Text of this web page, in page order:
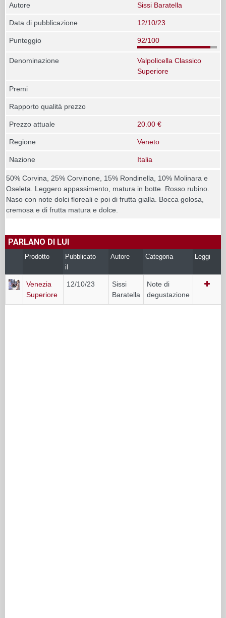
Autore Sissi Baratella
Data di pubblicazione 12/10/23
Punteggio 92/100
Denominazione
Valpolicella Classico
Superiore
Premi
Rapporto qualità prezzo
Prezzo attuale 20.00 €
Regione Veneto
Nazione Italia
50% Corvina, 25% Corvinone, 15% Rondinella, 10% Molinara e
Oseleta. Leggero appassimento, matura in botte. Rosso rubino.
Naso con note dolci floreali e poi di frutta gialla. Bocca golosa,
cremosa e di frutta matura e dolce.
PARLANO DI LUI
Prodotto
Pubblicato
il
Autore Categoria Leggi
Venezia
Superiore
12/10/23
Sissi
Baratella
Note di
degustazione